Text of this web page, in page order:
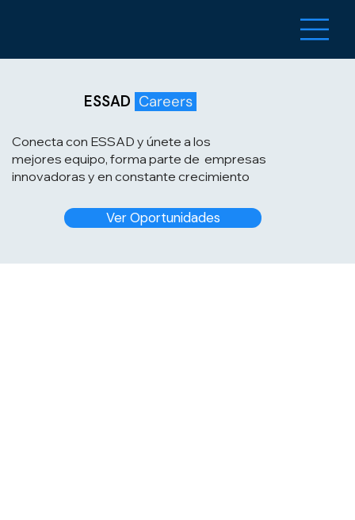
ESSAD Careers
Conecta con ESSAD y únete a los
mejores equipo, forma parte de empresas
innovadoras y en constante crecimiento
Ver Oportunidades